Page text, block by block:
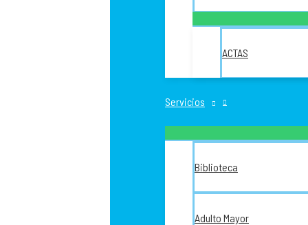
ACTAS
Servicios
Biblioteca
Adulto Mayor